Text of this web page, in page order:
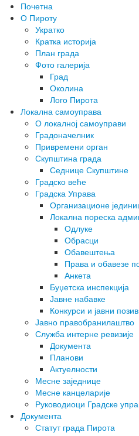
Почетна
О Пироту
Укратко
Кратка историја
План града
Фото галерија
Град
Околина
Лого Пирота
Локална самоуправа
О локалној самоуправи
Градоначелник
Привремени орган
Скупштина града
Седнице Скупштине
Градско веће
Градска Управа
Организационе
Локална пореска
Одлуке
Обрасци
Обавештења
Права и обавезе
Анкета
Буџетска инспекција
Јавне набавке
Конкурси и јавни
Јавно правобранилаштво
Служба интерне ревизије
Документа
Планови
Актуелности
Месне заједнице
Месне канцеларије
Руководиоци Градске
Документа
Статут града Пирота